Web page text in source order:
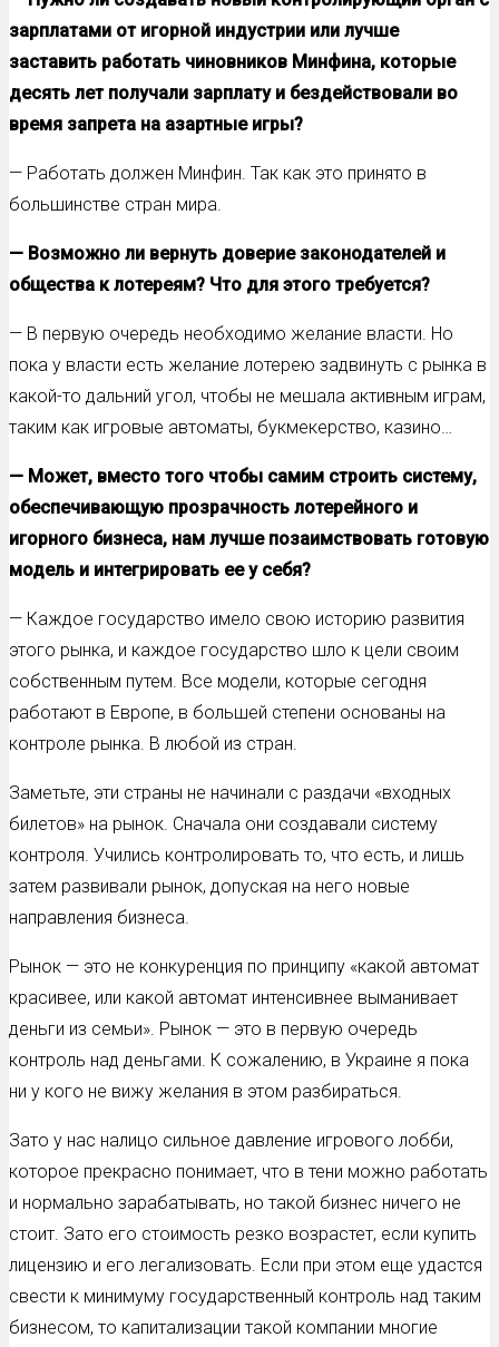
зарплатами от игорной индустрии или лучше
заставить работать чиновников Минфина, которые
десять лет получали зарплату и бездействовали во
время запрета на азартные игры?
— Работать должен Минфин. Так как это принято в
большинстве стран мира.
— Возможно ли вернуть доверие законодателей и
общества к лотереям? Что для этого требуется?
— В первую очередь необходимо желание власти. Но
пока у власти есть желание лотерею задвинуть с рынка в
какой-то дальний угол, чтобы не мешала активным играм,
таким как игровые автоматы, букмекерство, казино…
— Может, вместо того чтобы самим строить систему,
обеспечивающую прозрачность лотерейного и
игорного бизнеса, нам лучше позаимствовать готовую
модель и интегрировать ее у себя?
— Каждое государство имело свою историю развития
этого рынка, и каждое государство шло к цели своим
собственным путем. Все модели, которые сегодня
работают в Европе, в большей степени основаны на
контроле рынка. В любой из стран.
Заметьте, эти страны не начинали с раздачи «входных
билетов» на рынок. Сначала они создавали систему
контроля. Учились контролировать то, что есть, и лишь
затем развивали рынок, допуская на него новые
направления бизнеса.
Рынок — это не конкуренция по принципу «какой автомат
красивее, или какой автомат интенсивнее выманивает
деньги из семьи». Рынок — это в первую очередь
контроль над деньгами. К сожалению, в Украине я пока
ни у кого не вижу желания в этом разбираться.
Зато у нас налицо сильное давление игрового лобби,
которое прекрасно понимает, что в тени можно работать
и нормально зарабатывать, но такой бизнес ничего не
стоит. Зато его стоимость резко возрастет, если купить
лицензию и его легализовать. Если при этом еще удастся
свести к минимуму государственный контроль над таким
бизнесом, то капитализации такой компании многие